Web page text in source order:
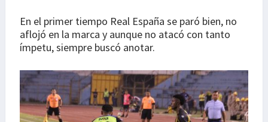
En el primer tiempo Real España se paró bien, no
aflojó en la marca y aunque no atacó con tanto
ímpetu, siempre buscó anotar.